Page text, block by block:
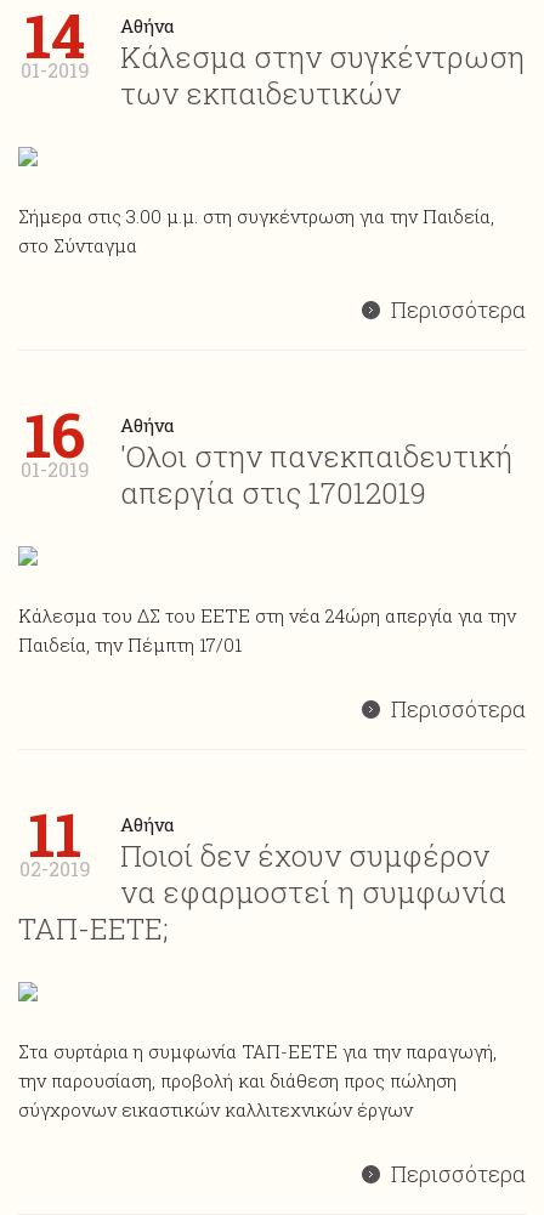
14
01-2019
Αθήνα
Κάλεσμα στην συγκέντρωση
των εκπαιδευτικών
Σήμερα στις 3.00 μ.μ. στη συγκέντρωση για την Παιδεία,
στο Σύνταγμα
Περισσότερα
16
01-2019
Αθήνα
'Ολοι στην πανεκπαιδευτική
απεργία στις 17012019
Κάλεσμα του ΔΣ του ΕΕΤΕ στη νέα 24ώρη απεργία για την
Παιδεία, την Πέμπτη 17/01
Περισσότερα
11
02-2019
Αθήνα
Ποιοί δεν έχουν συμφέρον
να εφαρμοστεί η συμφωνία
ΤΑΠ-ΕΕΤΕ;
Στα συρτάρια η συμφωνία ΤΑΠ-ΕΕΤΕ για την παραγωγή,
την παρουσίαση, προβολή και διάθεση προς πώληση
σύγχρονων εικαστικών καλλιτεχνικών έργων
Περισσότερα